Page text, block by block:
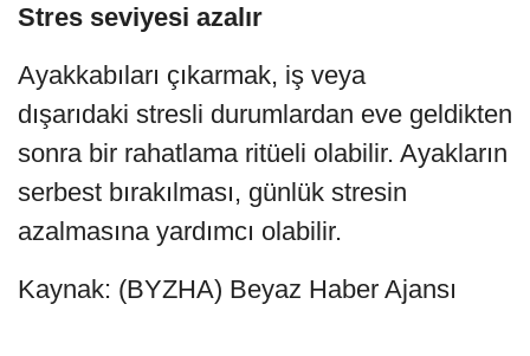
Stres seviyesi azalır
Ayakkabıları çıkarmak, iş veya
dışarıdaki stresli durumlardan eve geldikten
sonra bir rahatlama ritüeli olabilir. Ayakların
serbest bırakılması, günlük stresin
azalmasına yardımcı olabilir.
Kaynak: (BYZHA) Beyaz Haber Ajansı